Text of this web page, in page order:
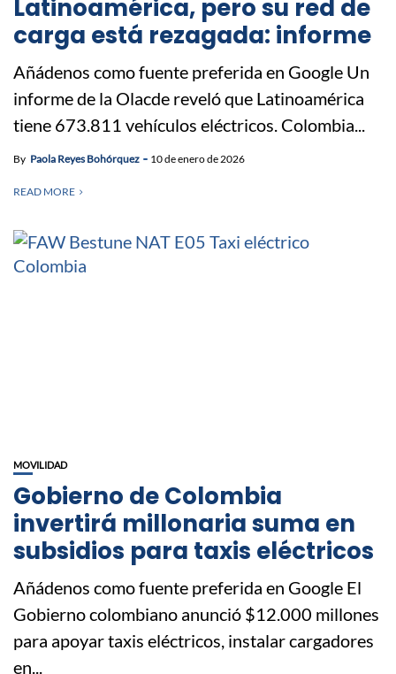
Latinoamérica, pero su red de
carga está rezagada: informe
Añádenos como fuente preferida en Google Un
informe de la Olacde reveló que Latinoamérica
tiene 673.811 vehículos eléctricos. Colombia...
By Paola Reyes Bohórquez 10 de enero de 2026
READ MORE
MOVILIDAD
Gobierno de Colombia
invertirá millonaria suma en
subsidios para taxis eléctricos
Añádenos como fuente preferida en Google El
Gobierno colombiano anunció $12.000 millones
para apoyar taxis eléctricos, instalar cargadores
en...